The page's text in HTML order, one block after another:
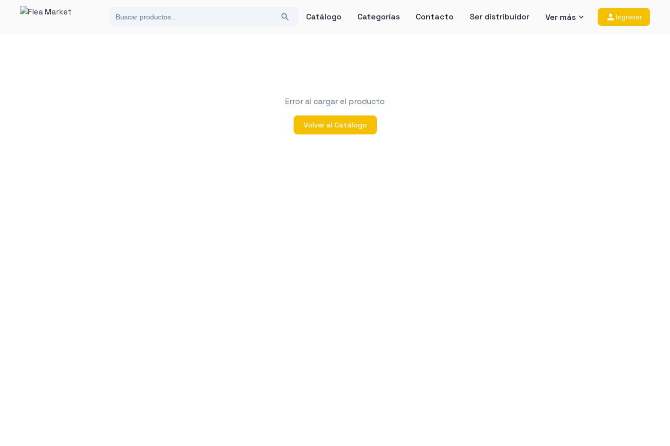
Catálogo Categorías Contacto Ser distribuidor Ver más Ingresar
Error al cargar el producto
Volver al Catálogo